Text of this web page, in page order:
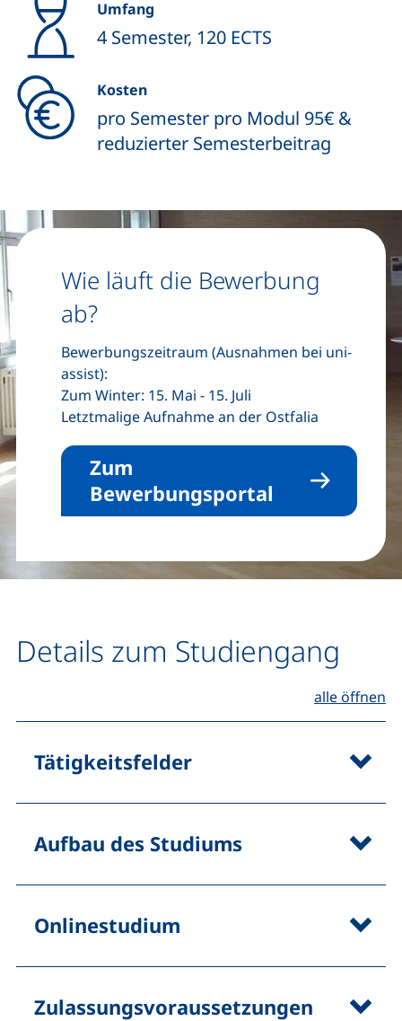
Umfang
4 Semester, 120 ECTS
Kosten
pro Semester pro Modul 95€ &
reduzierter Semesterbeitrag
Wie läuft die Bewerbung
ab?
Bewerbungszeitraum (Ausnahmen bei uni-
assist):
Zum Winter: 15. Mai - 15. Juli
Letztmalige Aufnahme an der Ostfalia
Zum
Bewerbungsportal
Details zum Studiengang
alle öffnen
Tätigkeitsfelder
Aufbau des Studiums
Onlinestudium
Zulassungsvoraussetzungen